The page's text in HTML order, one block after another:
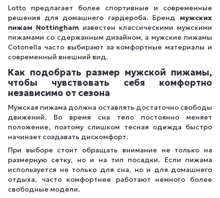
Lotto предлагает более спортивные и современные
решения для домашнего гардероба. Бренд мужских
пижам Nottingham известен классическими мужскими
пижамами со сдержанным дизайном, а мужские пижамы
Cotonella часто выбирают за комфортные материалы и
современный внешний вид.
Как подобрать размер мужской пижамы,
чтобы чувствовать себя комфортно
независимо от сезона
Мужская пижама должна оставлять достаточно свободы
движений. Во время сна тело постоянно меняет
положение, поэтому слишком тесная одежда быстро
начинает создавать дискомфорт.
При выборе стоит обращать внимание не только на
размерную сетку, но и на тип посадки. Если пижама
используется не только для сна, но и для домашнего
отдыха, часто комфортнее работают немного более
свободные модели.